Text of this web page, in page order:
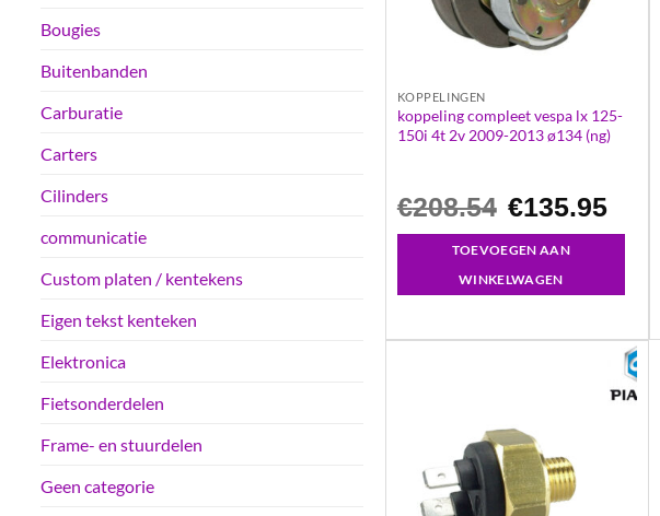
Bougies
Buitenbanden
Carburatie
Carters
Cilinders
communicatie
Custom platen / kentekens
Eigen tekst kenteken
Elektronica
Fietsonderdelen
Frame- en stuurdelen
Geen categorie
KOPPELINGEN
koppeling compleet vespa lx 125-
150i 4t 2v 2009-2013 ø134 (ng)
€208.54
Oorspronkelijke
prijs
was:
€208.54.
€135.95prijs
is:
TOEVOEGEN AAN
WINKELWAGEN